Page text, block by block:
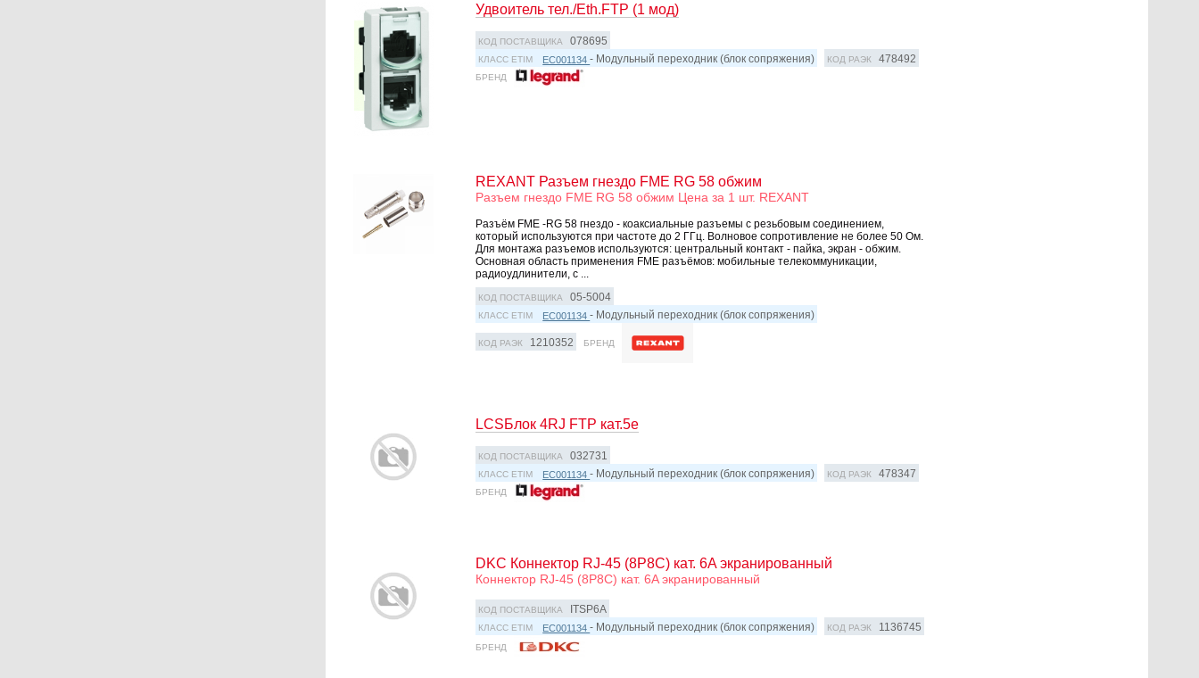
Удвоитель тел./Eth.FTP (1 мод)
КОД ПОСТАВЩИКА 078695
КЛАСС ETIM EC001134- Модульный переходник (блок сопряжения) КОД РАЭК 478492
БРЕНД
REXANT Разъем гнездо FME RG 58 обжим
Разъем гнездо FME RG 58 обжим Цена за 1 шт. REXANT
Разъём FME -RG 58 гнездо - коаксиальные разъемы с резьбовым соединением,
который используются при частоте до 2 ГГц. Волновое сопротивление не более 50 Ом.
Для монтажа разъемов используются: центральный контакт - пайка, экран - обжим.
Основная область применения FME разъёмов: мобильные телекоммуникации,
радиоудлинители, с ...
КОД ПОСТАВЩИКА 05-5004
КЛАСС ETIM EC001134- Модульный переходник (блок сопряжения)
КОД РАЭК 1210352 БРЕНД
LCSБлок 4RJ FTP кат.5e
КОД ПОСТАВЩИКА 032731
КЛАСС ETIM EC001134- Модульный переходник (блок сопряжения) КОД РАЭК 478347
БРЕНД
DKC Коннектор RJ-45 (8P8C) кат. 6A экранированный
Коннектор RJ-45 (8P8C) кат. 6A экранированный
КОД ПОСТАВЩИКА ITSP6A
КЛАСС ETIM EC001134- Модульный переходник (блок сопряжения) КОД РАЭК 1136745
БРЕНД